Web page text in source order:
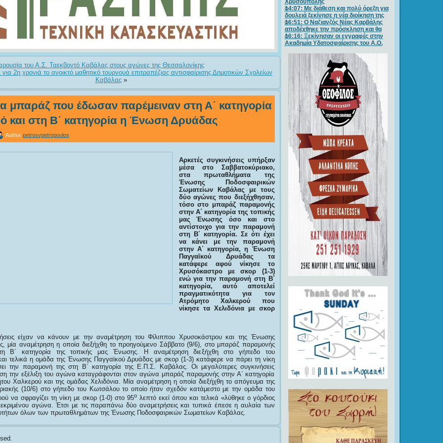
του Α.Σ. Ταεκβοντό Καβάλας στους αγώνες της Θεσσαλονίκης
για 2η χρονιά το ανοικτό μαθητικό τουρνουά επιτραπέζιας αντισφαίρισης Δημοτικών Σχολείων
Καβάλας»
μπαράζ που έδωσαν παρέμειναν στη Α΄ κατηγορία
και στη Β΄ κατηγορία η Ένωση Δρυάδας
Author petrosvpetropoulos
Αρκετές συγκινήσεις υπήρξαν
μέσα στο Σαββατοκύριακο,
στα πρωταθλήματα της
Ένωσης Ποδοσφαιρικών
Σωματείων Καβάλας με τους
δύο αγώνες που διεξήχθησαν,
τόσο στο μπαράζ παραμονής
στην Α΄ κατηγορία της τοπικής
μας Ένωσης όσο και στο
αντίστοιχο για την παραμονή
στη Β΄ κατηγορία. Σε ότι έχει
να κάνει με την παραμονή
στην Α΄ κατηγορία, η Ένωση
Παγγαϊκού Δρυάδας τα
κατάφερε αφού νίκησε το
Χρυσόκαστρο με σκορ (1-3)
ενώ για την παραμονή στη Β΄
κατηγορία, αυτό αποτελεί
πραγματικότητα για τον
Ατρόμητο Χαλκερού που
νίκησε τα Χελιδόνια με σκορ
είχαν να κάνουν με την αναμέτρηση του Φίλιππου Χρυσοκάστρου και της Ένωσης
μία αναμέτρηση η οποία διεξήχθη το προηγούμενο Σάββατο (9/6), στο μπαράζ παραμονής
Β΄ κατηγορία της τοπικής μας Ένωσης. Η αναμέτρηση διεξήχθη στο γήπεδο του
τελικά η ομάδα της Ένωσης Παγγαϊκού Δρυάδας με σκορ (1-3) κατάφερε να πάρει τη νίκη
την παραμονή της στη Β΄ κατηγορία της Ε.Π.Σ. Καβάλας. Οι μεγαλύτερες συγκινήσεις
την εξέλιξη του αγώνα καταγράφονται στον αγώνα μπαράζ παραμονής στην Α΄ κατηγορία
Χαλκερού και της ομάδας Χελιδόνια. Μία αναμέτρηση η οποία διεξήχθη το απόγευμα της
(10/6) στο γήπεδο του Κωτσάλου το οποίο ήταν σχεδόν κατάμεστο με την ομάδα του
να σφραγίζει τη νίκη με σκορ (1-0) στο 95ολεπτό εκεί όπου και τελικά «λύθηκε ο γόρδιος
αγώνα. Έτσι με τις παραπάνω δύο αναμετρήσεις και τυπικά έπεσε η αυλαία των
όλων των πρωταθλημάτων της Ένωσης Ποδοσφαιρικών Σωματείων Καβάλας.
Χρυσούπολης
14:07: Με διάθεση και πολύ όρεξη για
δουλειά ξεκίνησε η νέα διοίκηση της
16:51: Ο Ναζιανζός Νέας Καρβάλης
αποδέχθηκε την πρόσκληση και θα
16:16: Ξεκίνησαν οι εγγραφές στην
Ακαδημία Υδατοσφαίρισης του Α.Ο.